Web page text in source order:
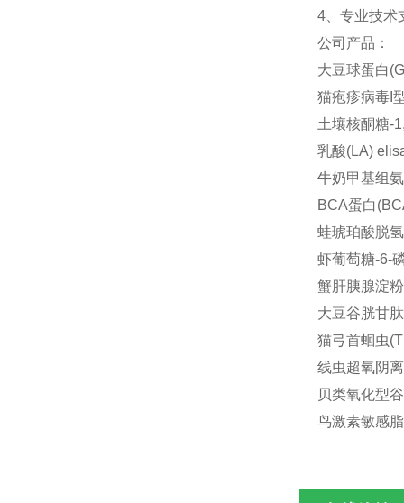
4、专业技术
公司产品：
大豆球蛋白
猫疱疹病毒I
土壤核酮糖-
乳酸(LA)
牛奶甲基组
BCA蛋白
蛙琥珀酸脱
虾葡萄糖-6-
蟹肝胰腺淀
大豆谷胱甘
猫弓首蛔虫
线虫超氧阴
贝类氧化型
鸟激素敏感